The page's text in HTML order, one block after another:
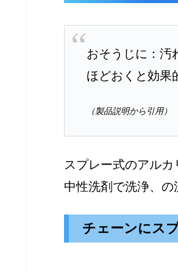
おそうじに：汚
ほどおくと効果
（製品説明から引用）
スプレー式のアル
中性洗剤で洗浄、の
チェーンにス